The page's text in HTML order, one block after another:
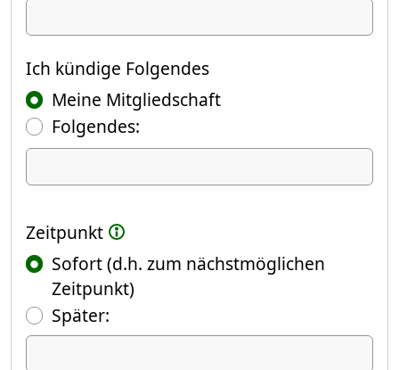
Ich kündige
Ich kündige Folgendes
Meine Mitgliedschaft
Folgendes:
Ich kündige Folgendes
Zeitpunkt
Sofort (d.h. zum nächstmöglichen
Zeitpunkt)
Später:(Fokus springt automatisch ins
Datum